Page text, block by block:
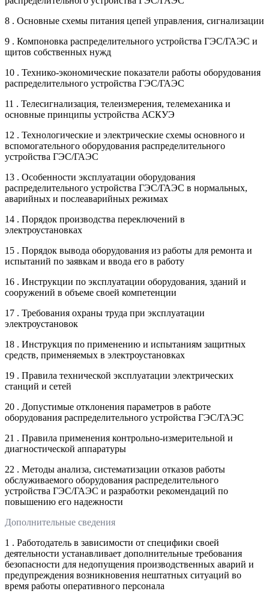
8 . Основные схемы питания цепей управления, сигнализации
9 . Компоновка распределительного устройства ГЭС/ГАЭС и
щитов собственных нужд
10 . Технико-экономические показатели работы оборудования
распределительного устройства ГЭС/ГАЭС
11 . Телесигнализация, телеизмерения, телемеханика и
основные принципы устройства АСКУЭ
12 . Технологические и электрические схемы основного и
вспомогательного оборудования распределительного
устройства ГЭС/ГАЭС
13 . Особенности эксплуатации оборудования
распределительного устройства ГЭС/ГАЭС в нормальных,
аварийных и послеаварийных режимах
14 . Порядок производства переключений в
электроустановках
15 . Порядок вывода оборудования из работы для ремонта и
испытаний по заявкам и ввода его в работу
16 . Инструкции по эксплуатации оборудования, зданий и
сооружений в объеме своей компетенции
17 . Требования охраны труда при эксплуатации
электроустановок
18 . Инструкция по применению и испытаниям защитных
средств, применяемых в электроустановках
19 . Правила технической эксплуатации электрических
станций и сетей
20 . Допустимые отклонения параметров в работе
оборудования распределительного устройства ГЭС/ГАЭС
21 . Правила применения контрольно-измерительной и
диагностической аппаратуры
22 . Методы анализа, систематизации отказов работы
обслуживаемого оборудования распределительного
устройства ГЭС/ГАЭС и разработки рекомендаций по
повышению его надежности
Дополнительные сведения
1 . Работодатель в зависимости от специфики своей
деятельности устанавливает дополнительные требования
безопасности для недопущения производственных аварий и
предупреждения возникновения нештатных ситуаций во
время работы оперативного персонала